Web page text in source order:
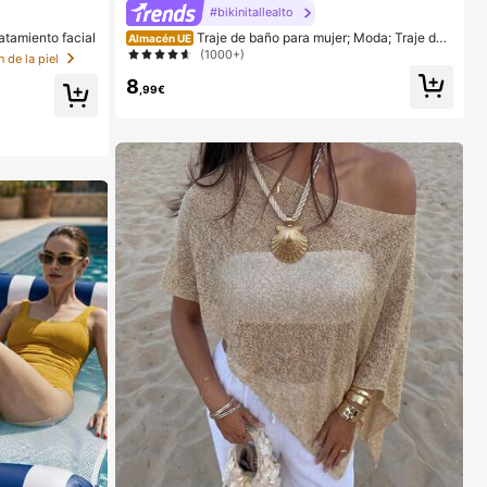
facial
de la piel
#bikinitallealto
Almacén UE Traje de baño para mujer; Moda; Traje de
baño de dos piezas morado; Playa de verano; Conjunt
(1000+)
8 ,99€